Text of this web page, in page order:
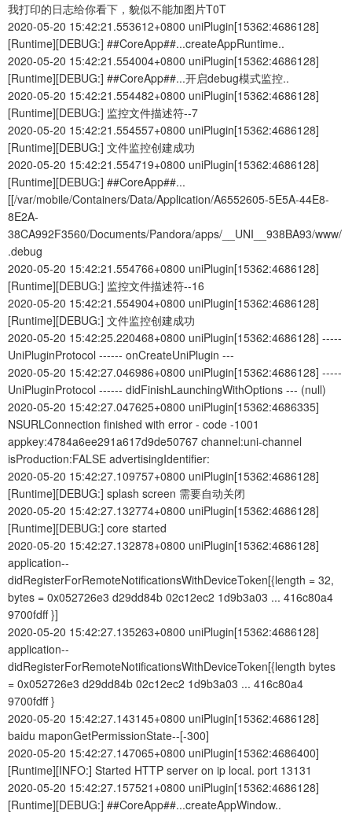
我打印的日志给你看下，貌似不能加图片T0T
2020-05-20 15:42:21.553612+0800 uniPlugin[15362:4686128]
[Runtime][DEBUG:] ##CoreApp##...createAppRuntime..
2020-05-20 15:42:21.554004+0800 uniPlugin[15362:4686128]
[Runtime][DEBUG:] ##CoreApp##...开启debug模式监控..
2020-05-20 15:42:21.554482+0800 uniPlugin[15362:4686128]
[Runtime][DEBUG:] 监控文件描述符--7
2020-05-20 15:42:21.554557+0800 uniPlugin[15362:4686128]
[Runtime][DEBUG:] 文件监控创建成功
2020-05-20 15:42:21.554719+0800 uniPlugin[15362:4686128]
[Runtime][DEBUG:] ##CoreApp##...
[[/var/mobile/Containers/Data/Application/A6552605-5E5A-44E8-
8E2A-
38CA992F3560/Documents/Pandora/apps/__UNI__938BA93/www/
.debug
2020-05-20 15:42:21.554766+0800 uniPlugin[15362:4686128]
[Runtime][DEBUG:] 监控文件描述符--16
2020-05-20 15:42:21.554904+0800 uniPlugin[15362:4686128]
[Runtime][DEBUG:] 文件监控创建成功
2020-05-20 15:42:25.220468+0800 uniPlugin[15362:4686128] -----
UniPluginProtocol ------ onCreateUniPlugin ---
2020-05-20 15:42:27.046986+0800 uniPlugin[15362:4686128] -----
UniPluginProtocol ------ didFinishLaunchingWithOptions --- (null)
2020-05-20 15:42:27.047625+0800 uniPlugin[15362:4686335]
NSURLConnection finished with error - code -1001
appkey:4784a6ee291a617d9de50767 channel:uni-channel
isProduction:FALSE advertisingIdentifier:
2020-05-20 15:42:27.109757+0800 uniPlugin[15362:4686128]
[Runtime][DEBUG:] splash screen 需要自动关闭
2020-05-20 15:42:27.132774+0800 uniPlugin[15362:4686128]
[Runtime][DEBUG:] core started
2020-05-20 15:42:27.132878+0800 uniPlugin[15362:4686128]
application--
didRegisterForRemoteNotificationsWithDeviceToken[{length = 32,
bytes = 0x052726e3 d29dd84b 02c12ec2 1d9b3a03 ... 416c80a4
9700fdff }]
2020-05-20 15:42:27.135263+0800 uniPlugin[15362:4686128]
application--
didRegisterForRemoteNotificationsWithDeviceToken[{length bytes
= 0x052726e3 d29dd84b 02c12ec2 1d9b3a03 ... 416c80a4
9700fdff }
2020-05-20 15:42:27.143145+0800 uniPlugin[15362:4686128]
baidu maponGetPermissionState--[-300]
2020-05-20 15:42:27.147065+0800 uniPlugin[15362:4686400]
[Runtime][INFO:] Started HTTP server on ip local. port 13131
2020-05-20 15:42:27.157521+0800 uniPlugin[15362:4686128]
[Runtime][DEBUG:] ##CoreApp##...createAppWindow..